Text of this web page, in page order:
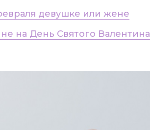
девушке или жене
на День Святого Валентина